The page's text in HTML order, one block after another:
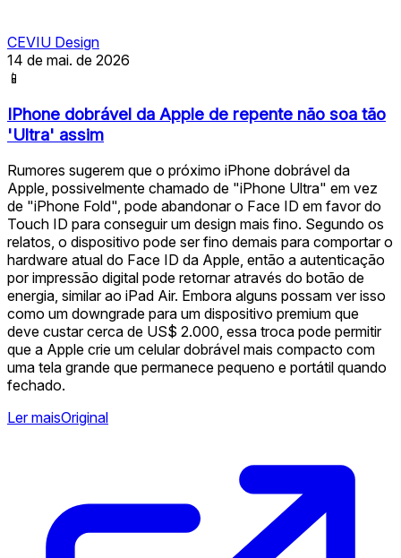
CEVIU Design
14 de mai. de 2026
📱
IPhone dobrável da Apple de repente não soa tão
'Ultra' assim
Rumores sugerem que o próximo iPhone dobrável da
Apple, possivelmente chamado de "iPhone Ultra" em vez
de "iPhone Fold", pode abandonar o Face ID em favor do
Touch ID para conseguir um design mais fino. Segundo os
relatos, o dispositivo pode ser fino demais para comportar o
hardware atual do Face ID da Apple, então a autenticação
por impressão digital pode retornar através do botão de
energia, similar ao iPad Air. Embora alguns possam ver isso
como um downgrade para um dispositivo premium que
deve custar cerca de US$ 2.000, essa troca pode permitir
que a Apple crie um celular dobrável mais compacto com
uma tela grande que permanece pequeno e portátil quando
fechado.
Ler maisOriginal